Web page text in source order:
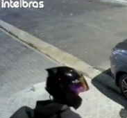
EXPEDIENTE
FINALIZAR COMPRA
LANÇAMENTOS